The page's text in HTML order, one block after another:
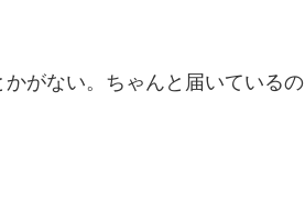
がない。ちゃんと届いているの